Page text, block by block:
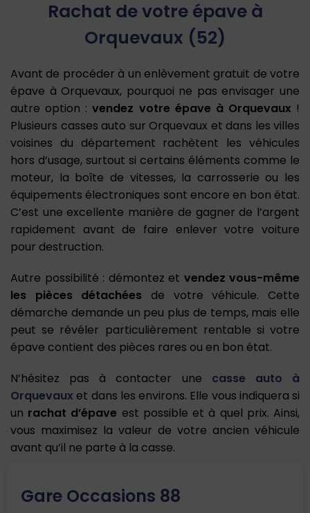
Rachat de votre épave à
Orquevaux (52)
Avant de procéder à un enlèvement gratuit de votre
épave à Orquevaux, pourquoi ne pas envisager une
autre option :vendez votre épave à Orquevaux !
Plusieurs casses auto sur Orquevaux et dans les villes
voisines du département rachètent les véhicules
hors d’usage, surtout si certains éléments comme le
moteur, la boîte de vitesses, la carrosserie ou les
équipements électroniques sont encore en bon état.
C’est une excellente manière de gagner de l’argent
rapidement avant de faire enlever votre voiture
pour destruction.
Autre possibilité : démontez et vendez vous-même
les pièces détachées de votre véhicule. Cette
démarche demande un peu plus de temps, mais elle
peut se révéler particulièrement rentable si votre
épave contient des pièces rares ou en bon état.
N’hésitez pas à contacter une casse auto à
Orquevaux et dans les environs. Elle vous indiquera si
un rachat d’épave est possible et à quel prix. Ainsi,
vous maximisez la valeur de votre ancien véhicule
avant qu’il ne parte à la casse.
Gare Occasions 88